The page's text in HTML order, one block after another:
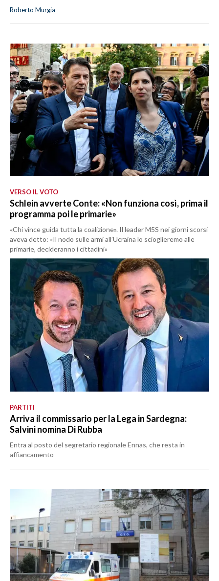
Roberto Murgia
VERSO IL VOTO
Schlein avverte Conte: «Non funziona così, prima il
programma poi le primarie»
«Chi vince guida tutta la coalizione». Il leader M5S nei giorni scorsi
aveva detto: «Il nodo sulle armi all’Ucraina lo scioglieremo alle
primarie, decideranno i cittadini»
PARTITI
Arriva il commissario per la Lega in Sardegna:
Salvini nomina Di Rubba
Entra al posto del segretario regionale Ennas, che resta in
affiancamento